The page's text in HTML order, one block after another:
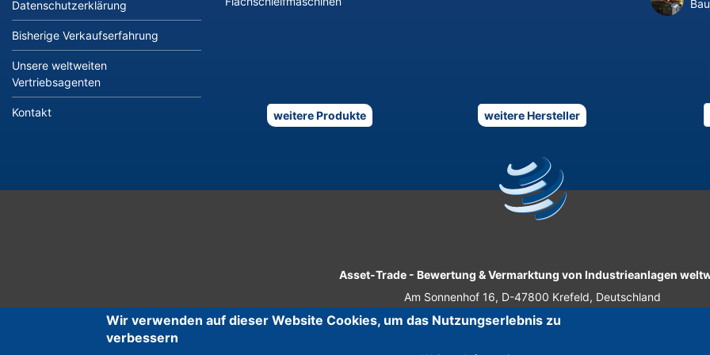
Datenschutzerklärung
Bisherige Verkaufserfahrung
Unsere weltweiten
Vertriebsagenten
Kontakt weitere Produkte weitere Hersteller
Asset-Trade - Bewertung & Vermarktung von Industrieanlagen
Am Sonnenhof 16, D-47800 Krefeld, Deutschland
Tel.: +49 2151 32 500 33 | Fax.: +49 2151 65 29 22
Wir verwenden auf dieser Website Cookies, um das Nutzungserlebnis zu
verbessern